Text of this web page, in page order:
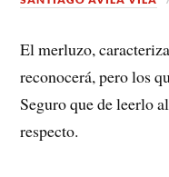
El merluzo,
reconocerá, pero los
Seguro que de leerlo
respecto.